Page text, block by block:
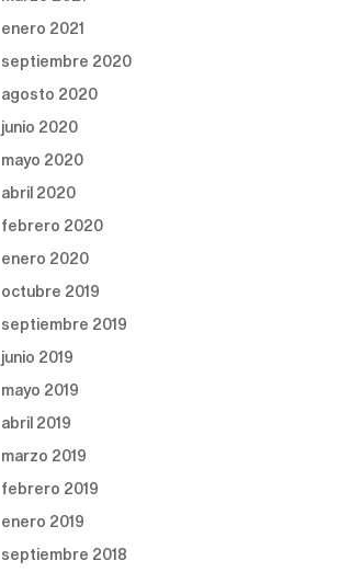
enero 2021
septiembre 2020
agosto 2020
junio 2020
mayo 2020
abril 2020
febrero 2020
enero 2020
octubre 2019
septiembre 2019
junio 2019
mayo 2019
abril 2019
marzo 2019
febrero 2019
enero 2019
septiembre 2018